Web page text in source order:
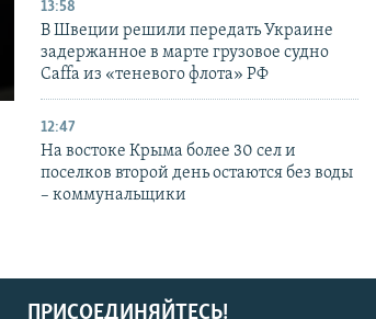
13:58
В Швеции решили передать Украине
задержанное в марте грузовое судно
Caffa из «теневого флота» РФ
12:47
На востоке Крыма более 30 сел и
поселков второй день остаются без воды
– коммунальщики
ПРИСОЕДИНЯЙТЕСЬ!